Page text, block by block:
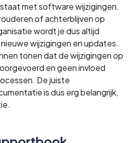
met software wijzigingen.
of achterblijven op
wordt je dus altijd
wijzigingen en updates.
tonen dat de wijzigingen op
en geen invloed
De juiste
is dus erg belangrijk,